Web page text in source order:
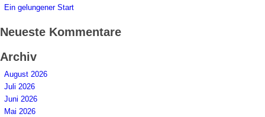
Ein gelungener Start
Neueste Kommentare
Archiv
August 2026
Juli 2026
Juni 2026
Mai 2026